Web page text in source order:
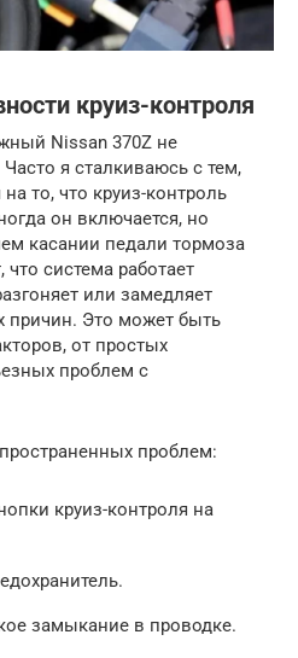
круиз-контроля
Nissan 370Z не
я сталкиваюсь с тем,
то, что круиз-контроль
он включается, но
касании педали тормоза
система работает
или замедляет
причин. Это может быть
от простых
проблем с
проблем:
круиз-контроля на
замыкание в проводке.